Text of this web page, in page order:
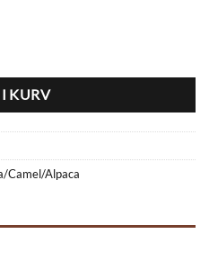
KURV
Camel/Alpaca